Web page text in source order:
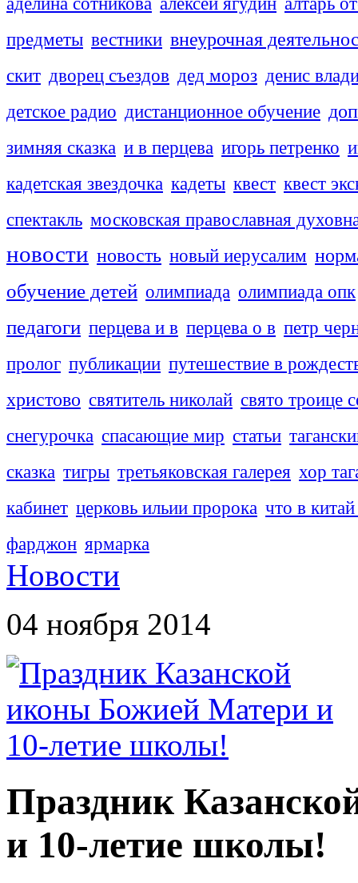
предметы вестники внеурочная
скит дворец съездов дед мороз денис
детское радио дистанционное обучение
зимняя сказка и в перцева игорь петренко
кадетская звездочка кадеты квест квест
спектакль московская православная
новости новость новый иерусалим
обучение детей олимпиада олимпиада опк
педагоги перцева и в перцева о в петр
пролог публикации путешествие в
христово святитель николай свято троице
снегурочка спасающие мир статьи
сказка тигры третьяковская галерея хор
кабинет церковь ильии пророка что в
фарджон ярмарка
Новости
04 ноября 2014
Праздник
и 10-летие школы!